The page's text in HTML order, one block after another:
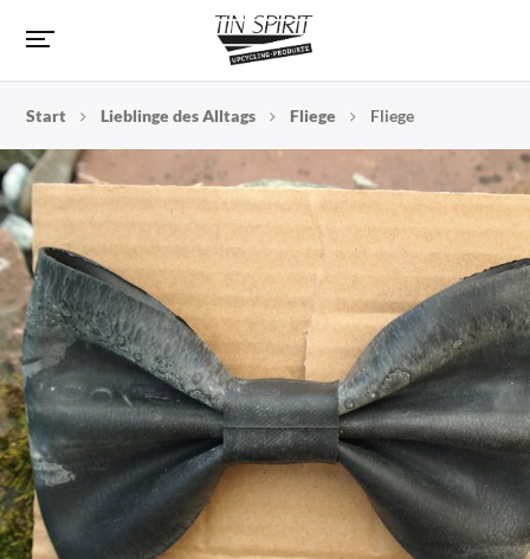
Start Lieblinge des Alltags Fliege Fliege